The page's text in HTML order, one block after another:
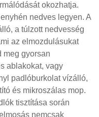
okozhatja.
nedves legyen. A
a túlzott nedvesség
az elmozdulásukat
meg gyorsan
ablakokat, vagy
padlóburkolat vízálló,
és mikroszálas mop.
tisztítása során
nemcsak